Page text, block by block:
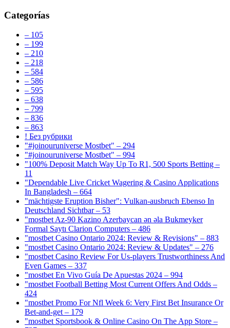
Categorías
– 105
– 199
– 210
– 218
– 584
– 586
– 595
– 638
– 799
– 836
– 863
! Без рубрики
"#joinouruniverse Mostbet" – 294
"#joinouruniverse Mostbet" – 994
"100% Deposit Match Way Up To R1, 500 Sports Betting –
11
"Dependable Live Cricket Wagering & Casino Applications
In Bangladesh – 664
"mächtigste Eruption Bisher": Vulkan-ausbruch Ebenso In
Deutschland Sichtbar – 53
"mostbet Az-90 Kazino Azerbaycan ən əla Bukmeyker
Formal Saytı Clarion Computers – 486
"mostbet Casino Ontario 2024: Review & Revisions" – 883
"mostbet Casino Ontario 2024: Review & Updates" – 276
"mostbet Casino Review For Us-players Trustworthiness And
Even Games – 337
"mostbet En Vivo Guía De Apuestas 2024 – 994
"mostbet Football Betting Most Current Offers And Odds –
424
"mostbet Promo For Nfl Week 6: Very First Bet Insurance Or
Bet-and-get – 179
"‎mostbet Sportsbook & Online Casino On The App Store –